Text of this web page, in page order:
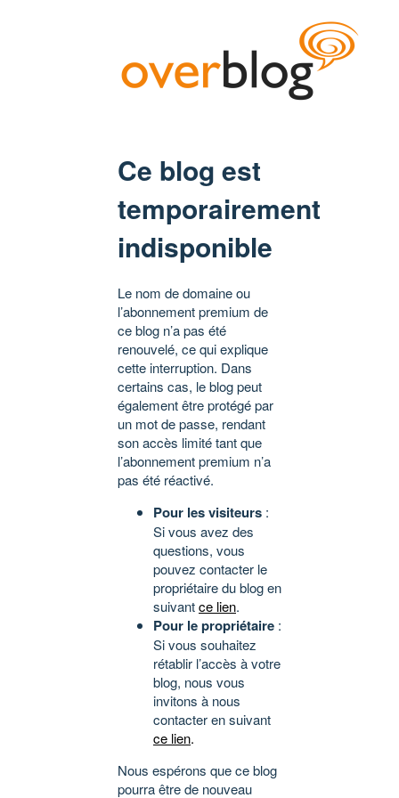
Ce blog est
temporairement
indisponible
Le nom de domaine ou
l’abonnement premium de
ce blog n’a pas été
renouvelé, ce qui explique
cette interruption. Dans
certains cas, le blog peut
également être protégé par
un mot de passe, rendant
son accès limité tant que
l’abonnement premium n’a
pas été réactivé.
Pour les visiteurs :
Si vous avez des
questions, vous
pouvez contacter le
propriétaire du blog en
suivantce lien.
Pour le propriétaire :
Si vous souhaitez
rétablir l’accès à votre
blog, nous vous
invitons à nous
contacter en suivant
ce lien.
Nous espérons que ce blog
pourra être de nouveau